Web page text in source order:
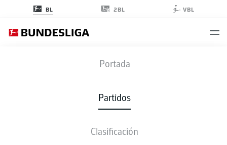
BL 2BL VBL
Portada
Partidos
Clasificación
BVB - SGE
3 2
ALINEACIONES ESTADÍSTICAS